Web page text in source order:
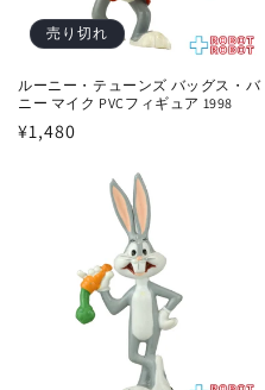
売り切れ
ルーニー・テューンズ バッグス・バ
ニー マイク PVCフィギュア 1998
通
¥1,480